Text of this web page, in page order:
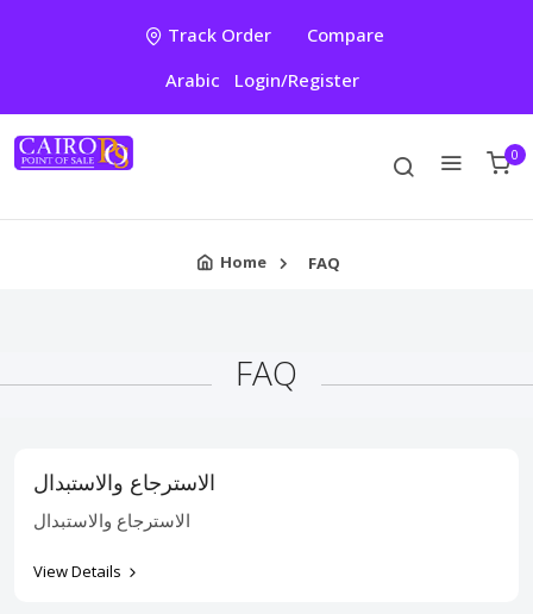
Track Order
Compare
Arabic
Login/Register
0
Home FAQ
FAQ
الاسترجاع والاستبدال
الاسترجاع والاستبدال
View Details